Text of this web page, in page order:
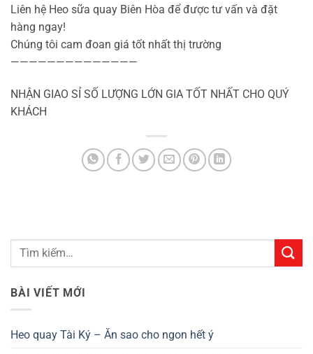
Liên hệ Heo sữa quay Biên Hòa để được tư vấn và đặt
hàng ngay!
Chúng tôi cam đoan giá tốt nhất thị trường
——————————————
NHẬN GIAO SỈ SỐ LƯỢNG LỚN GIA TỐT NHẤT CHO QUÝ
KHÁCH
BÀI VIẾT MỚI
Heo quay Tài Ký – Ăn sao cho ngon hết ý